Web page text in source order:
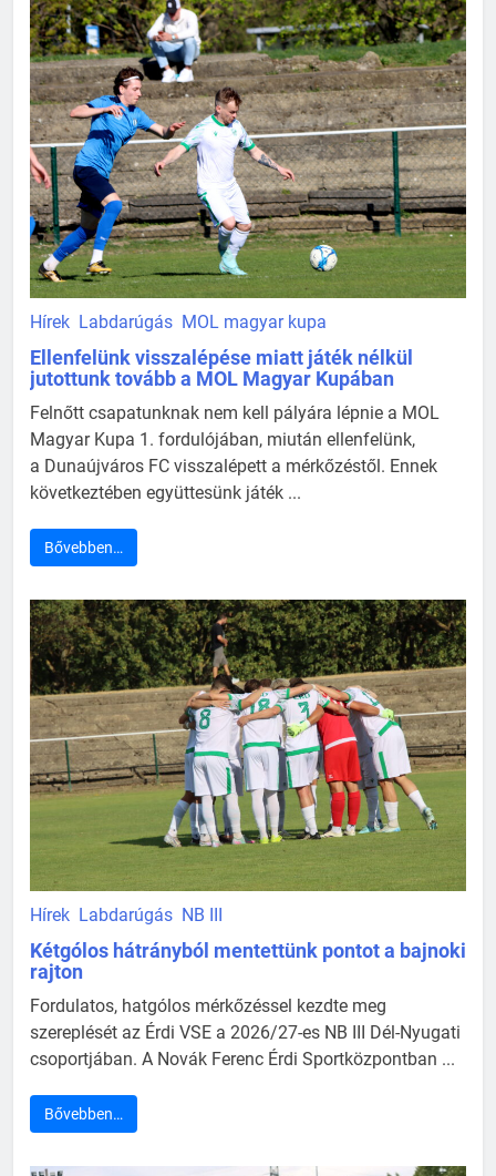
Hírek Labdarúgás MOL magyar kupa
Ellenfelünk visszalépése miatt játék nélkül
jutottunk tovább a MOL Magyar Kupában
Felnőtt csapatunknak nem kell pályára lépnie a MOL
Magyar Kupa 1. fordulójában, miután ellenfelünk,
a Dunaújváros FC visszalépett a mérkőzéstől. Ennek
következtében együttesünk játék ...
Bővebben…
Hírek Labdarúgás NB III
Kétgólos hátrányból mentettünk pontot a bajnoki
rajton
Fordulatos, hatgólos mérkőzéssel kezdte meg
szereplését az Érdi VSE a 2026/27-es NB III Dél-Nyugati
csoportjában. A Novák Ferenc Érdi Sportközpontban ...
Bővebben…